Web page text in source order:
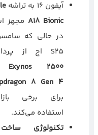
آیفون ۱۶ به تراشه
A18 Bionic مجهز
در حالی که
S25 اج از پردازنده
Exynos 2500
8 Gen 4
برای برخی
استفاده می‌کند.
تکنولوژی ساخت